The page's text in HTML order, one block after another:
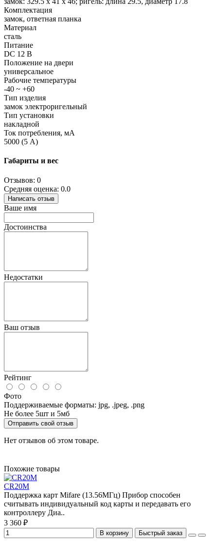
Комплектация
замок, ответная планка
Материал
сталь
Питание
DC 12 В
Положение на двери
универсальное
Рабочие температуры
-40 ~ +60
Тип изделия
замок электроригельный
Тип установки
накладной
Ток потребления, мА
5000 (5 А)
Габариты и вес
Отзывов: 0
Средняя оценка: 0.0
Написать отзыв
Ваше имя
Достоинства
Недостатки
Ваш отзыв
Рейтинг
Фото
Поддерживаемые форматы: jpg, .jpeg, .png
Не более 5шт и 5мб
Отправить свой отзыв
Нет отзывов об этом товаре.
Похожие товары
CR20M
Поддержка карт Mifare (13.56МГц) Прибор способен
считывать индивидуальный код карты и передавать его
контроллеру Диа..
3 360 ₽
В корзину Быстрый заказ